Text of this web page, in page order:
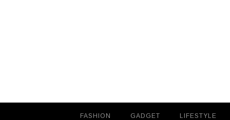
FASHION
FASHION GADGET
GADGET LIFESTYLE
LIFESTYLE